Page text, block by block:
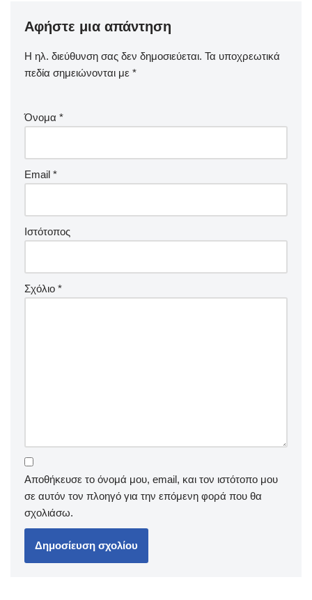
Αφήστε μια απάντηση
Η ηλ. διεύθυνση σας δεν δημοσιεύεται. Τα υποχρεωτικά
πεδία σημειώνονται με *
Όνομα *
Email *
Ιστότοπος
Σχόλιο *
Αποθήκευσε το όνομά μου, email, και τον ιστότοπο μου
σε αυτόν τον πλοηγό για την επόμενη φορά που θα
σχολιάσω.